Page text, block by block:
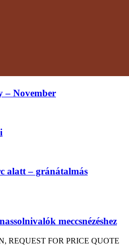
– November
alatt – gránátalmás
meccsnézéshez
REQUEST FOR PRICE QUOTE